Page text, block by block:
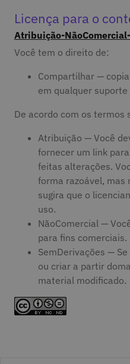
Licença para o
Atribuição-
Você tem o direito de:
Compartilhar —
em qualquer
De acordo com os termos
Atribuição — Você
fornecer um link
feitas alterações.
forma razoável, mas
sugira que o
uso.
NãoComercial —
para fins comerciais.
SemDerivações —
ou criar a partir
material modificado.